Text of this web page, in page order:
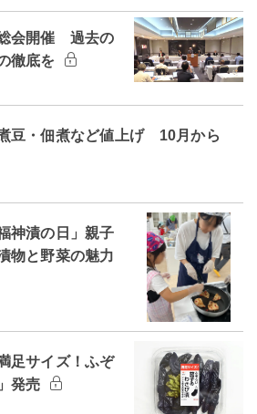
会開催 過去の
徹底を
豆・佃煮など値上げ 10月から
神漬の日」親子
物と野菜の魅力
足サイズ！ふぞ
発売